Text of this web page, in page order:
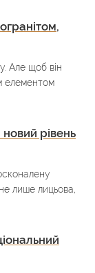
Але щоб він
елементом
рівень
лише лицьова,